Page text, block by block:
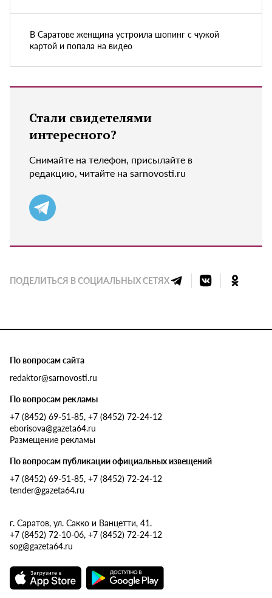
В Саратове женщина устроила шопинг с чужой
картой и попала на видео
Стали свидетелями
интересного?
Снимайте на телефон, присылайте в
редакцию, читайте на sarnovosti.ru
ПОДЕЛИТЬСЯ В СОЦИАЛЬНЫХ СЕТЯХ
По вопросам сайта
redaktor@sarnovosti.ru
По вопросам рекламы
+7 (8452) 69-51-85, +7 (8452) 72-24-12
eborisova@gazeta64.ru
Размещение рекламы
По вопросам публикации официальных извещений
+7 (8452) 69-51-85, +7 (8452) 72-24-12
tender@gazeta64.ru
г. Саратов, ул. Сакко и Ванцетти, 41.
+7 (8452) 72-10-06, +7 (8452) 72-24-12
sog@gazeta64.ru